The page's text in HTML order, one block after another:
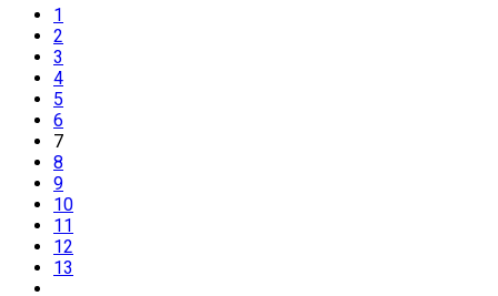
1
2
3
4
5
6
7
8
9
10
11
12
13